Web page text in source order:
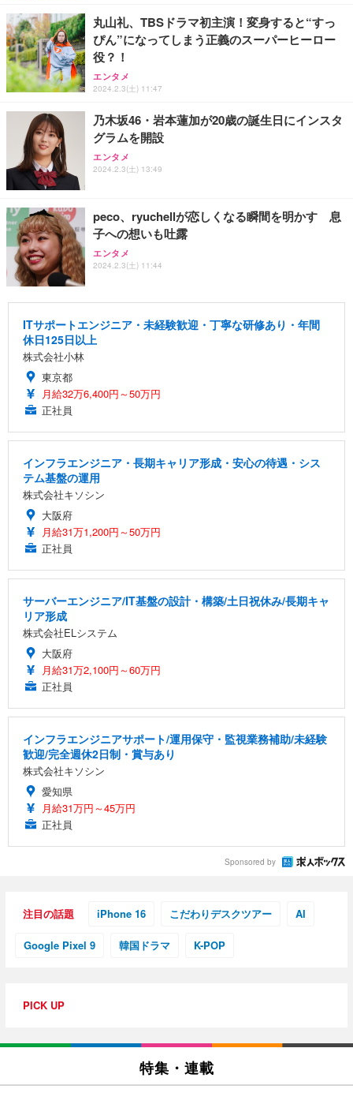
丸山礼、TBSドラマ初主演！変身すると“すっ
ぴん”になってしまう正義のスーパーヒーロー
役？！
エンタメ
2024.2.3(土) 11:47
乃木坂46・岩本蓮加が20歳の誕生日にインスタ
グラムを開設
エンタメ
2024.2.3(土) 13:49
peco、ryuchellが恋しくなる瞬間を明かす 息
子への想いも吐露
エンタメ
2024.2.3(土) 11:44
ITサポートエンジニア・未経験歓迎・丁寧な研修あり・年間
休日125日以上
株式会社小林
東京都
月給32万6,400円～50万円
正社員
インフラエンジニア・長期キャリア形成・安心の待遇・シス
テム基盤の運用
株式会社キソシン
大阪府
月給31万1,200円～50万円
正社員
サーバーエンジニア/IT基盤の設計・構築/土日祝休み/長期キャ
リア形成
株式会社ELシステム
大阪府
月給31万2,100円～60万円
正社員
インフラエンジニアサポート/運用保守・監視業務補助/未経験
歓迎/完全週休2日制・賞与あり
株式会社キソシン
愛知県
月給31万円～45万円
正社員
Sponsored by
注目の話題 iPhone 16 こだわりデスクツアー AI
Google Pixel 9 韓国ドラマ K-POP
PICK UP
特集・連載